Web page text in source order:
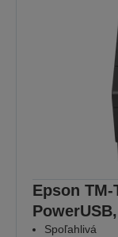
Epson TM-
Spoľahlivá